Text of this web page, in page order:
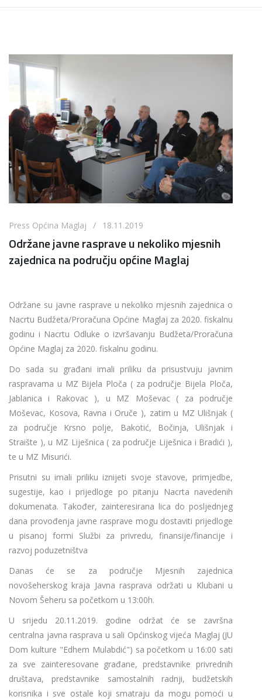
Press Općina Maglaj / 18.11.2019
Održane javne rasprave u nekoliko mjesnih
zajednica na području općine Maglaj
Održane su javne rasprave u nekoliko mjesnih zajednica o
Nacrtu Budžeta/Proračuna Općine Maglaj za 2020. fiskalnu
godinu i Nacrtu Odluke o izvršavanju Budžeta/Proračuna
Općine Maglaj za 2020. fiskalnu godinu.
Do sada su građani imali priliku da prisustvuju javnim
raspravama u MZ Bijela Ploča ( za područje Bijela Ploča,
Jablanica i Rakovac ), u MZ Moševac ( za područje
Moševac, Kosova, Ravna i Oruče ), zatim u MZ Ulišnjak (
za područje Krsno polje, Bakotić, Bočinja, Ulišnjak i
Straište ), u MZ Liješnica ( za područje Liješnica i Bradići ),
te u MZ Misurići.
Prisutni su imali priliku iznijeti svoje stavove, primjedbe,
sugestije, kao i prijedloge po pitanju Nacrta navedenih
dokumenata. Također, zainteresirana lica do posljednjeg
dana provođenja javne rasprave mogu dostaviti prijedloge
u pisanoj formi Službi za privredu, finansije/financije i
razvoj poduzetništva
Danas će se za područje Mjesnih zajednica
novošeherskog kraja Javna rasprava održati u Klubani u
Novom Šeheru sa početkom u 13:00h.
U srijedu 20.11.2019. godine održat će se završna
centralna javna rasprava u sali Općinskog vijeća Maglaj (JU
Dom kulture "Edhem Mulabdić") sa početkom u 16:00 sati
za sve zainteresovane građane, predstavnike privrednih
društava, predstavnike samostalnih radnji, budžetskih
korisnika i sve ostale koji smatraju da mogu pomoći u